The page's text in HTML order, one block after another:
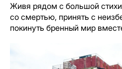
Живя рядом с большой
со смертью, принять с
покинуть бренный мир